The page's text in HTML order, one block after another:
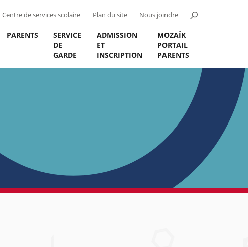
Centre de services scolaire Plan du site Nous joindre
PARENTS
SERVICE
DE
GARDE
ADMISSION
ET
INSCRIPTION
MOZAÏK
PORTAIL
PARENTS